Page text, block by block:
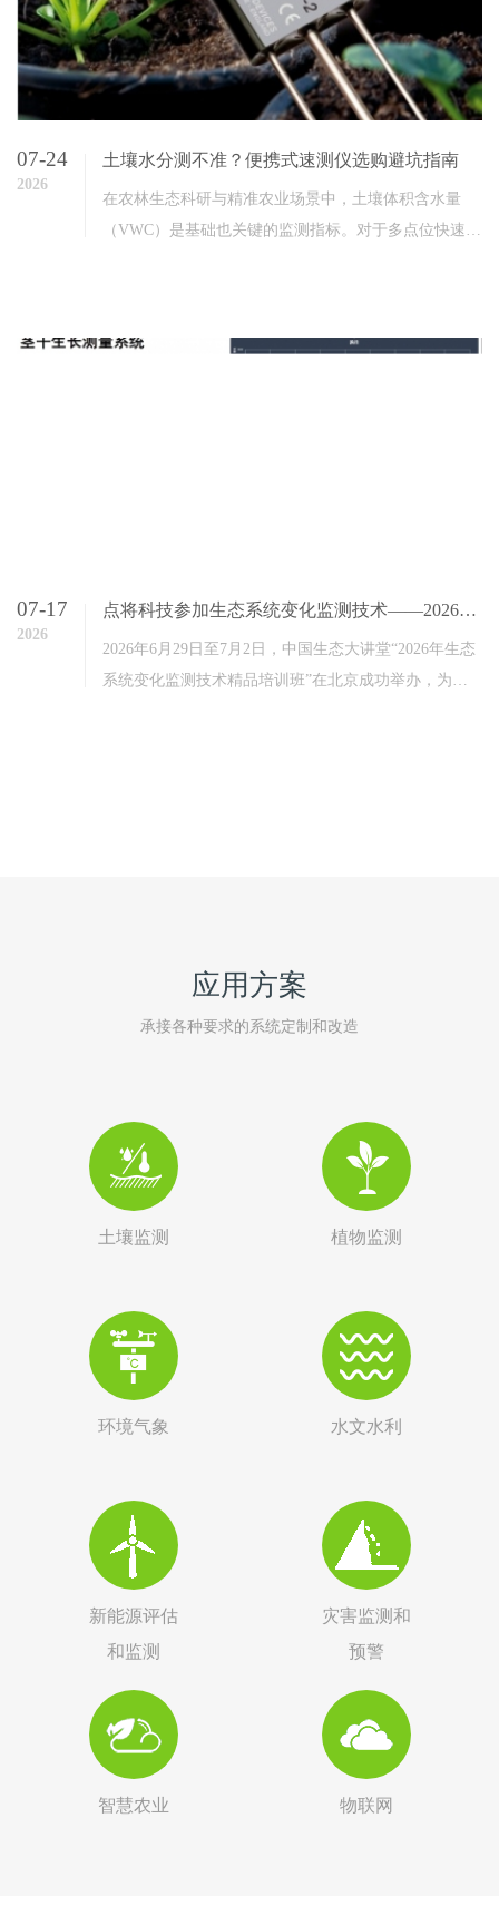
07-24
2026
土壤水分测不准？便携式速测仪选购避坑指南
在农林生态科研与精准农业场景中，土壤体积含水量
（VWC）是基础也关键的监测指标。对于多点位快速普
07-17
2026
点将科技参加生态系统变化监测技术——2026年生态大讲堂精品培训班
2026年6月29日至7月2日，中国生态大讲堂“2026年生态
系统变化监测技术精品培训班”在北京成功举办，为期4
应用方案
承接各种要求的系统定制和改造
土壤监测 植物监测
环境气象 水文水利
新能源评估
和监测
灾害监测和
预警
智慧农业 物联网